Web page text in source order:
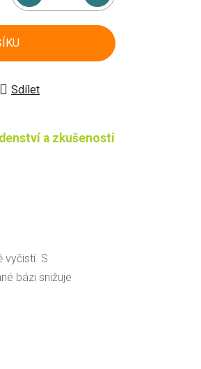
Sdílet
a zkušenosti
vyčistí. S
bázi snižuje